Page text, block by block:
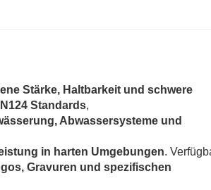
Stärke, Haltbarkeit und schwere
Standards,
Abwassersysteme und
in harten Umgebungen.
Gravuren und spezifischen